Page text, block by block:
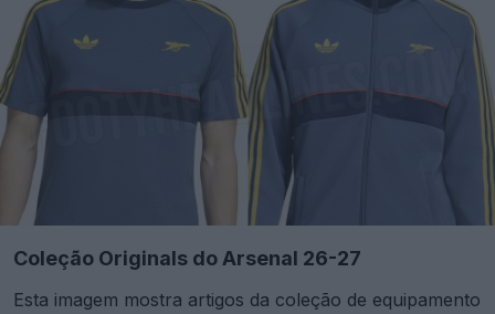
Coleção Originals do Arsenal 26-27
Esta imagem mostra artigos da coleção de equipamento